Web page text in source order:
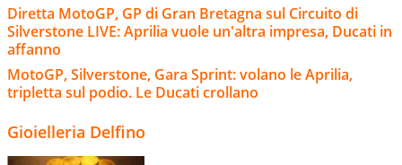
Diretta MotoGP, GP di Gran Bretagna sul Circuito di
Silverstone LIVE: Aprilia vuole un'altra impresa, Ducati in
affanno
MotoGP, Silverstone, Gara Sprint: volano le Aprilia,
tripletta sul podio. Le Ducati crollano
Gioielleria Delfino